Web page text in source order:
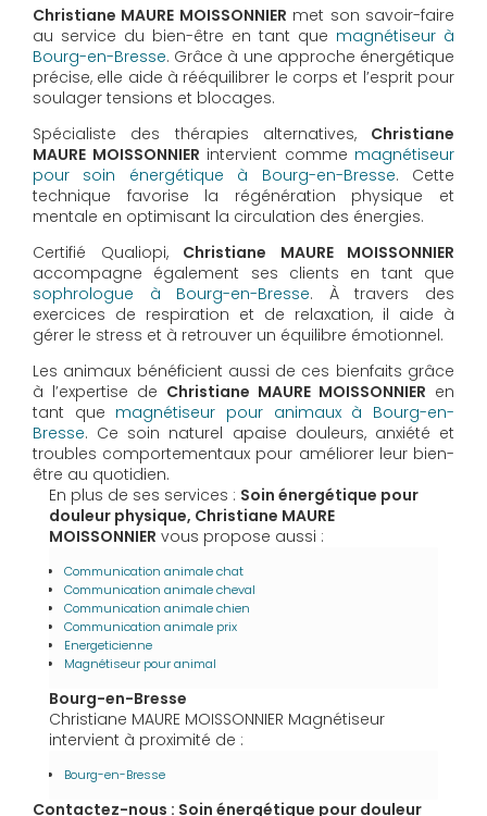
Christiane MAURE MOISSONNIER met son savoir-faire
au service du bien-être en tant que magnétiseur à
Bourg-en-Bresse. Grâce à une approche énergétique
précise, elle aide à rééquilibrer le corps et l’esprit pour
soulager tensions et blocages.
Spécialiste des thérapies alternatives, Christiane
MAURE MOISSONNIER intervient comme magnétiseur
pour soin énergétique à Bourg-en-Bresse. Cette
technique favorise la régénération physique et
mentale en optimisant la circulation des énergies.
Certifié Qualiopi, Christiane MAURE MOISSONNIER
accompagne également ses clients en tant que
sophrologue à Bourg-en-Bresse. À travers des
exercices de respiration et de relaxation, il aide à
gérer le stress et à retrouver un équilibre émotionnel.
Les animaux bénéficient aussi de ces bienfaits grâce
à l’expertise de Christiane MAURE MOISSONNIER en
tant que magnétiseur pour animaux à Bourg-en-
Bresse. Ce soin naturel apaise douleurs, anxiété et
troubles comportementaux pour améliorer leur bien-
être au quotidien.
En plus de ses services : Soin énergétique pour
douleur physique, Christiane MAURE
MOISSONNIER vous propose aussi :
Communication animale chat
Communication animale cheval
Communication animale chien
Communication animale prix
Energeticienne
Magnétiseur pour animal
Bourg-en-Bresse
Christiane MAURE MOISSONNIER Magnétiseur
intervient à proximité de :
Bourg-en-Bresse
Contactez-nous : Soin énergétique pour douleur